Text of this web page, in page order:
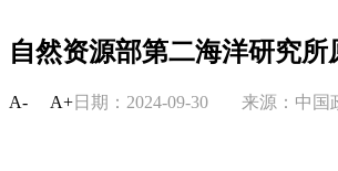
自然资源部第二海洋研究
A- A+日期：2024-09-30 来源：中